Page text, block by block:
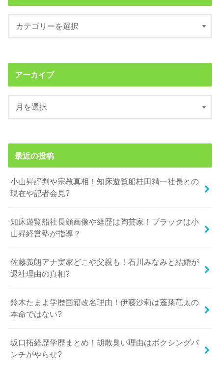
アーカイブ
最近の投稿
小山昇評判や宗教真相！知床遊覧船桂田精一社長との
現在や記者会見?
知床遊覧船社長顔画像や経歴は陶芸家！ブラックは小
山昇経営塾が指導？
佐藤義朗アナ実家どこや父親も！石川みなみと結婚が
退社理由の真相?
鈴木たまよ学歴国籍改名理由！伊藤沙莉は蓬莱竜太の
本命ではない?
坂口拓経歴学歴まとめ！胡散臭い理由はボクシングパ
ンチがやらせ?